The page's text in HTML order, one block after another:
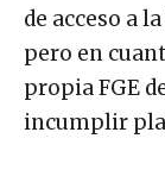
de acceso a
pero en
propia FGE
incumplir